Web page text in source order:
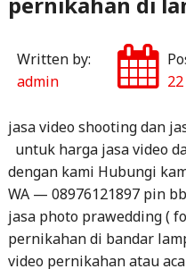
Bandar
Lampung"
Written by:
admin
jasa video shooting dan
untuk harga jasa video
dengan kami Hubungi
WA — 08976121897 pin
jasa photo prawedding (
pernikahan di bandar
video pernikahan atau